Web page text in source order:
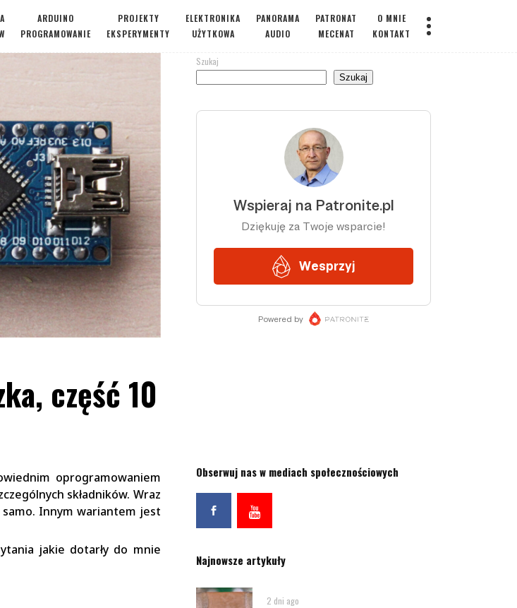
ARDUINO
PROGRAMOWANIE
PROJEKTY
EKSPERYMENTY
ELEKTRONIKA
UŻYTKOWA
PANORAMA
AUDIO
PATRONAT
MECENAT
O MNIE
KONTAKT
część 10
oprogramowaniem
składników. Wraz
Innym wariantem jest
jakie dotarły do mnie
Szukaj
Szukaj
Obserwuj nas w mediach społecznościowych
Najnowsze artykuły
2 dni ago